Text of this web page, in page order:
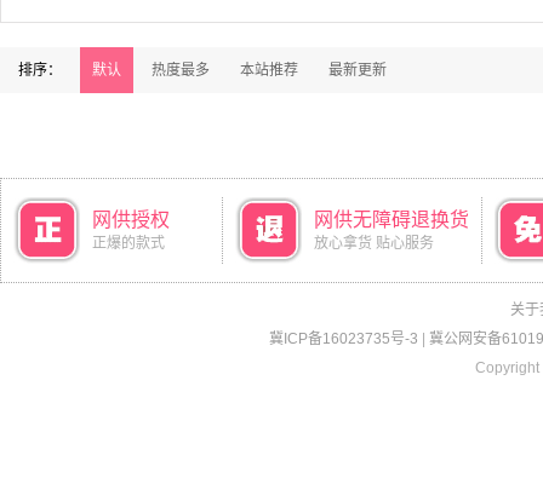
排序： 默认 热度最多 本站推荐 最新更新
网供授权
正爆的款式
网供无障碍退换货
放心拿货 贴心服务
关于
冀ICP备16023735号-3
冀公网安备